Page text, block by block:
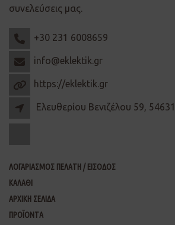
συνελεύσεις μας.
+30 231 6008659
info@eklektik.gr
https://eklektik.gr
Ελευθερίου Βενιζέλου 59,
ΛΟΓΑΡΙΑΣΜΟΣ ΠΕΛΑΤΗ / ΕΙΣΟΔΟΣ
ΚΑΛΑΘΙ
ΑΡΧΙΚΗ ΣΕΛΙΔΑ
ΠΡΟΪΟΝΤΑ